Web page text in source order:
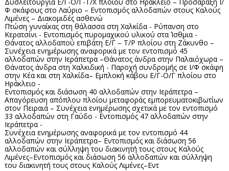
Δυσλειτουργία Ε/Γ-Ο/Γ-Τ/Χ πλοίου στο Ηράκλειο – Προσάραξη Ι/
Φ σκάφους στο Λαύριο – Εντοπισμός αλλοδαπών στους Καλούς
Λιμένες – Διακομιδές ασθενώ
Πτώση γυναίκας στη θάλασσα στη Χαλκίδα - Ρύπανση στο
Κερατσίνι - Εντοπισμός πυρομαχικού υλικού στα Ίσθμια -
Θάνατος αλλοδαπού επιβάτη Ε/Γ – Τ/Ρ πλοίου στη Ζάκυνθο –
Συνέχεια ενημέρωσης αναφορικά με τον εντοπισμό 45
αλλοδαπών στην Ιεράπετρα –Θάνατος άνδρα στην Παλαιόχωρα –
Θάνατος άνδρα στη Χαλκιδική - Παροχή συνδρομής σε Ι/Φ σκάφη
στην Κέα και στη Χαλκίδα– Εμπλοκή κάβου Ε/Γ-Ο/Γ πλοίου στο
Ηράκλειο -
Εντοπισμός και διάσωση 40 αλλοδαπών στην Ιεράπετρα –
Απαγόρευση απόπλου πλοίου μεταφοράς εμπορευματοκιβωτίων
στον Πειραιά – Συνέχεια ενημέρωσης σχετικά με τον εντοπισμό
33 αλλοδαπών στη Γαύδο - Εντοπισμός 47 αλλοδαπών στην
Ιεράπετρα -
Συνέχεια ενημέρωσης αναφορικά με τον εντοπισμό 44
αλλοδαπών στην Ιεράπετρα– Εντοπισμός και διάσωση 56
αλλοδαπών και σύλληψη του διακινητή τους στους Καλούς
Λιμένες–Εντοπισμός και διάσωση 56 αλλοδαπών και σύλληψη
του διακινητή τους στους Καλούς Λιμένες–Εντ